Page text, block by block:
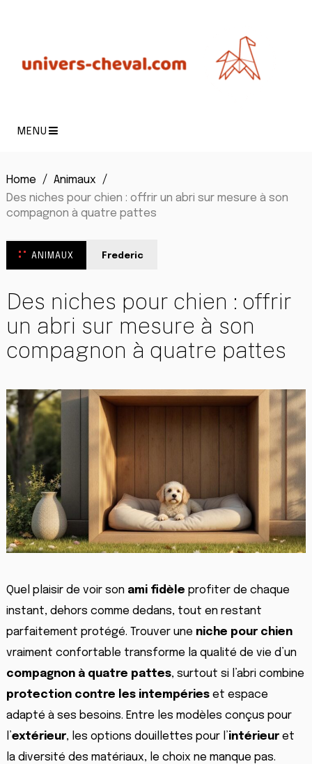
MENU
Home
Animaux
Des niches pour chien : offrir un abri sur mesure à son
compagnon à quatre pattes
ANIMAUX Frederic
Des niches pour chien : offrir
un abri sur mesure à son
compagnon à quatre pattes
Quel plaisir de voir son ami fidèle profiter de chaque
instant, dehors comme dedans, tout en restant
parfaitement protégé. Trouver une niche pour chien
vraiment confortable transforme la qualité de vie d’un
compagnon à quatre pattes, surtout si l’abri combine
protection contre les intempérieset espace
adapté à ses besoins. Entre les modèles conçus pour
l’extérieur, les options douillettes pour l’intérieuret
la diversité des matériaux, le choix ne manque pas.